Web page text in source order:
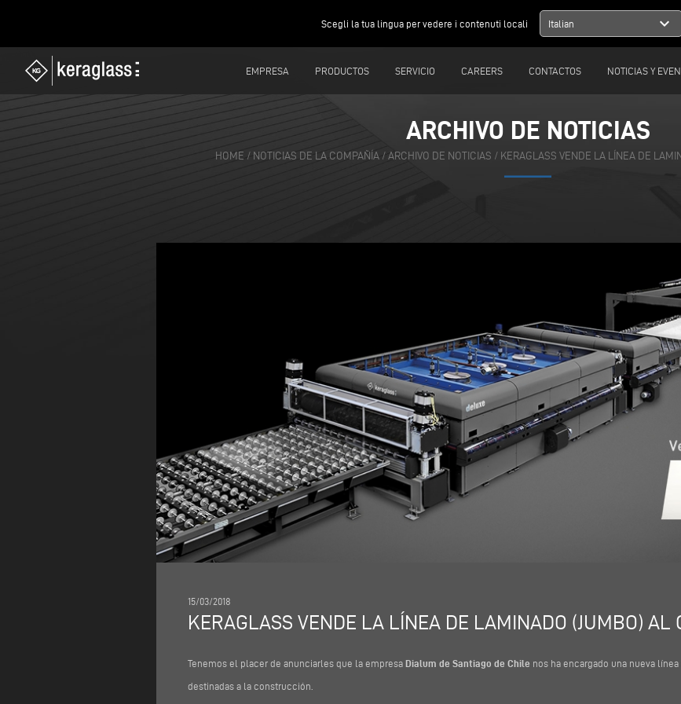
Scegli la tua lingua per vedere i contenuti locali Italian expand_more
EMPRESA PRODUCTOS SERVICIO CAREERS CONTACTOS NOTICIAS Y
ARCHIVO DE NOTICIAS
HOME / NOTICIAS DE LA COMPAÑÍA / ARCHIVO DE NOTICIAS / KERAGLASS VENDE LA LÍNEA DE
15/03/2018
KERAGLASS VENDE LA LÍNEA DE LAMINADO (JUMBO) AL
Tenemos el placer de anunciarles que la empresa Dialum de Santiago de Chile nos ha encargado una nueva
destinadas a la construcción.